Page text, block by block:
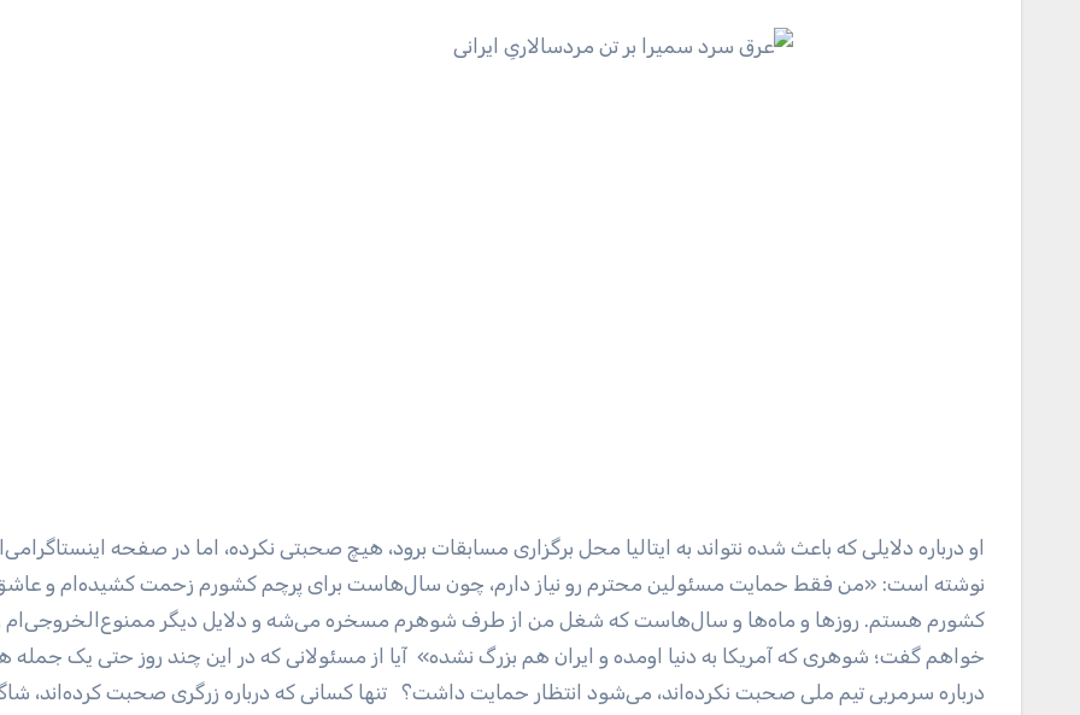
او درباره دلایلی که باعث شده نتواند به ایتالیا محل برگزاری مسابقات برود، هیچ صحبتی نکرده، اما در صفحه
نوشته است: «من فقط حمایت مسئولین محترم رو نیاز دارم، چون سال‌هاست برای پرچم کشورم زحمت کشیده‌ام و
کشورم هستم. روز‌ها و ماه‌ها و سال‌هاست که شغل من از طرف شوهرم مسخره می‌شه و دلایل دیگر ممنوع‌الخروجی‌ام
خواهم گفت؛ شوهری که آمریکا به دنیا اومده و ایران هم بزرگ نشده»‌ آیا از مسئولانی که در این چند روز حتی یک جمله
درباره سرمربی تیم ملی صحبت نکرده‌اند، می‌شود انتظار حمایت داشت؟ تنها کسانی که درباره زرگری صحبت کرده‌اند،